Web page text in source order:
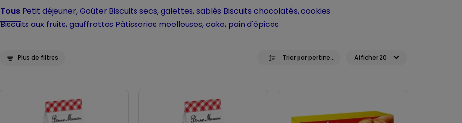
Tous Petit déjeuner, Goûter Biscuits secs, galettes, sablés Biscuits chocolatés, cookies
Biscuits aux fruits, gauffrettes Pâtisseries moelleuses, cake, pain d'épices
Plus de filtres Trier par pertinence Afficher 20